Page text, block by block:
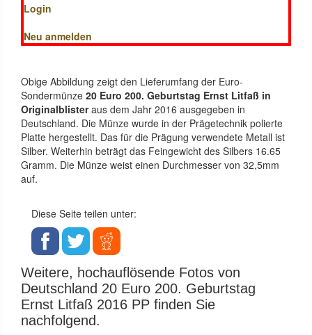
Login
Neu anmelden
Obige Abbildung zeigt den Lieferumfang der Euro-
Sondermünze 20 Euro 200. Geburtstag Ernst Litfaß in
Originalblisteraus dem Jahr 2016 ausgegeben in
Deutschland. Die Münze wurde in der Prägetechnik polierte
Platte hergestellt. Das für die Prägung verwendete Metall ist
Silber. Weiterhin beträgt das Feingewicht des Silbers 16.65
Gramm. Die Münze weist einen Durchmesser von 32,5mm
auf.
Diese Seite teilen unter:
Weitere, hochauflösende Fotos von
Deutschland 20 Euro 200. Geburtstag
Ernst Litfaß 2016 PP finden Sie
nachfolgend.